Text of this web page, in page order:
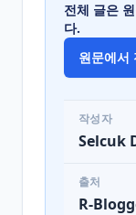
전체 글은
다.
원문에서
작성자
Selcuk
출처
R-